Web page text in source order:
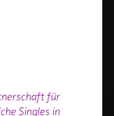
für
Singles in